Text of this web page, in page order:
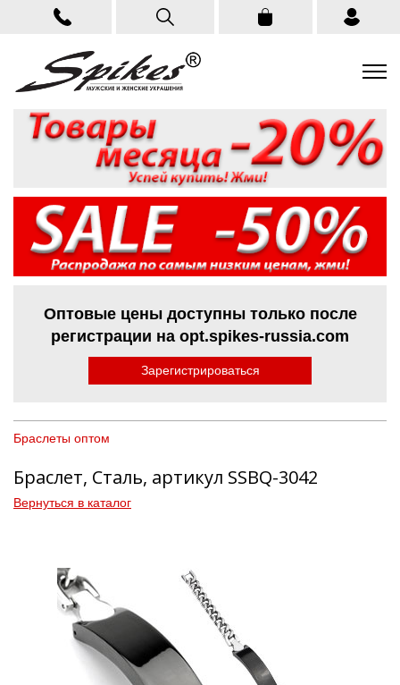
Оптовые цены доступны только после
регистрации на opt.spikes-russia.com
Зарегистрироваться
Браслеты оптом
Браслет, Сталь, артикул SSBQ-3042
Вернуться в каталог